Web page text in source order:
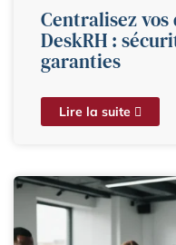
Centralisez vos
DeskRH :
garanties
Lire la suite